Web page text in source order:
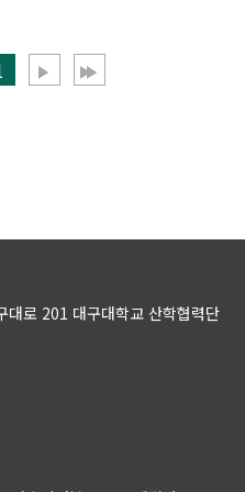
로 201 대구대학교 산학협력단